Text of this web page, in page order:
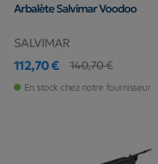
Arbalète Salvimar Voodoo
SALVIMAR
Prix
112,70 €
Prix de base
140,70 €
En stock chez notre fournisseur